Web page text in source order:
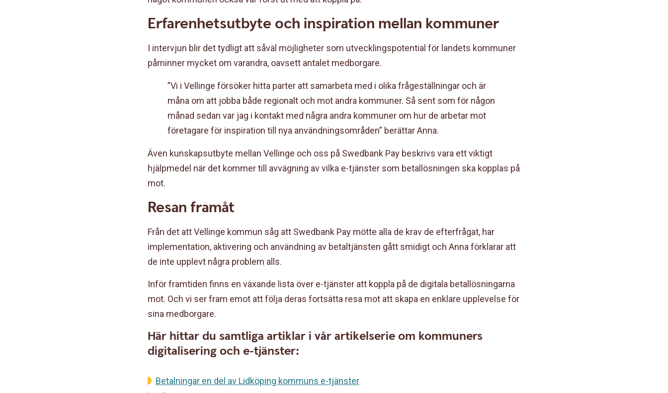
Erfarenhetsutbyte och inspiration mellan kommuner
I intervjun blir det tydligt att såväl möjligheter som utvecklingspotential för landets kommuner
påminner mycket om varandra, oavsett antalet medborgare.
”Vi i Vellinge försöker hitta parter att samarbeta med i olika frågeställningar och är
måna om att jobba både regionalt och mot andra kommuner. Så sent som för någon
månad sedan var jag i kontakt med några andra kommuner om hur de arbetar mot
företagare för inspiration till nya användningsområden” berättar Anna.
Även kunskapsutbyte mellan Vellinge och oss på Swedbank Pay beskrivs vara ett viktigt
hjälpmedel när det kommer till avvägning av vilka e-tjänster som betallösningen ska kopplas på
mot.
Resan framåt
Från det att Vellinge kommun såg att Swedbank Pay mötte alla de krav de efterfrågat, har
implementation, aktivering och användning av betaltjänsten gått smidigt och Anna förklarar att
de inte upplevt några problem alls.
Inför framtiden finns en växande lista över e-tjänster att koppla på de digitala betallösningarna
mot. Och vi ser fram emot att följa deras fortsätta resa mot att skapa en enklare upplevelse för
sina medborgare.
Här hittar du samtliga artiklar i vår artikelserie om kommuners
digitalisering och e-tjänster:
Betalningar en del av Lidköping kommuns e-tjänster